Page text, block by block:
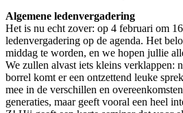
Algemene ledenvergadering
Het is nu echt zover: op 4 februari om
ledenvergadering op de agenda. Het
middag te worden, en we hopen jullie
We zullen alvast iets kleins verklappen:
borrel komt er een ontzettend leuke
mee in de verschillen en
generaties, maar geeft vooral een heel